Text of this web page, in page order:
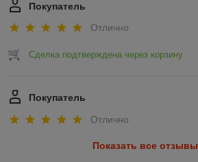
Покупатель
Отлично
Сделка подтверждена через корзину
Покупатель
Отлично
Показать все отзывы